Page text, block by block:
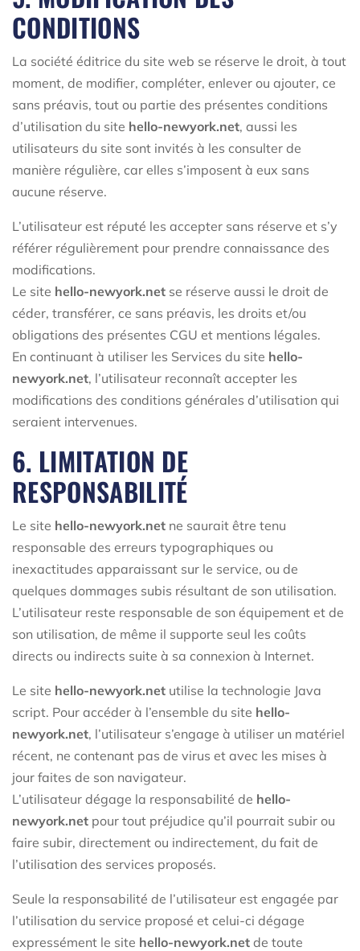
CONDITIONS
La société éditrice du site web se réserve le droit, à tout
moment, de modifier, compléter, enlever ou ajouter, ce
sans préavis, tout ou partie des présentes conditions
d’utilisation du site hello-newyork.net, aussi les
utilisateurs du site sont invités à les consulter de
manière régulière, car elles s’imposent à eux sans
aucune réserve.
L’utilisateur est réputé les accepter sans réserve et s’y
référer régulièrement pour prendre connaissance des
modifications.
Le site hello-newyork.net se réserve aussi le droit de
céder, transférer, ce sans préavis, les droits et/ou
obligations des présentes CGU et mentions légales.
En continuant à utiliser les Services du site hello-
newyork.net, l’utilisateur reconnaît accepter les
modifications des conditions générales d’utilisation qui
seraient intervenues.
6. LIMITATION DE
RESPONSABILITÉ
Le site hello-newyork.net ne saurait être tenu
responsable des erreurs typographiques ou
inexactitudes apparaissant sur le service, ou de
quelques dommages subis résultant de son utilisation.
L’utilisateur reste responsable de son équipement et de
son utilisation, de même il supporte seul les coûts
directs ou indirects suite à sa connexion à Internet.
Le site hello-newyork.net utilise la technologie Java
script. Pour accéder à l’ensemble du site hello-
newyork.net, l’utilisateur s’engage à utiliser un matériel
récent, ne contenant pas de virus et avec les mises à
jour faites de son navigateur.
L’utilisateur dégage la responsabilité de hello-
newyork.net pour tout préjudice qu’il pourrait subir ou
faire subir, directement ou indirectement, du fait de
l’utilisation des services proposés.
Seule la responsabilité de l’utilisateur est engagée par
l’utilisation du service proposé et celui-ci dégage
expressément le site hello-newyork.net de toute